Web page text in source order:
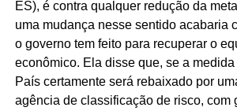
ES), é contra qualquer redução da
uma mudança nesse sentido acabaria
o governo tem feito para recuperar o
econômico. Ela disse que, se a
País certamente será rebaixado por
agência de classificação de risco, com